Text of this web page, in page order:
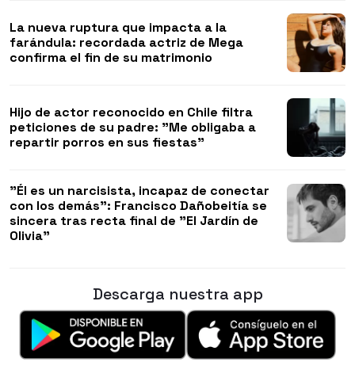
La nueva ruptura que impacta a la
farándula: recordada actriz de Mega
confirma el fin de su matrimonio
Hijo de actor reconocido en Chile filtra
peticiones de su padre: "Me obligaba a
repartir porros en sus fiestas"
"Él es un narcisista, incapaz de conectar
con los demás": Francisco Dañobeitía se
sincera tras recta final de "El Jardín de
Olivia"
Descarga nuestra app